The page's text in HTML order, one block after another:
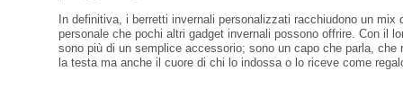
In definitiva, i berretti invernali personalizzati racchiudono un
personale che pochi altri gadget invernali possono offrire. Con il
sono più di un semplice accessorio; sono un capo che parla,
la testa ma anche il cuore di chi lo indossa o lo riceve come